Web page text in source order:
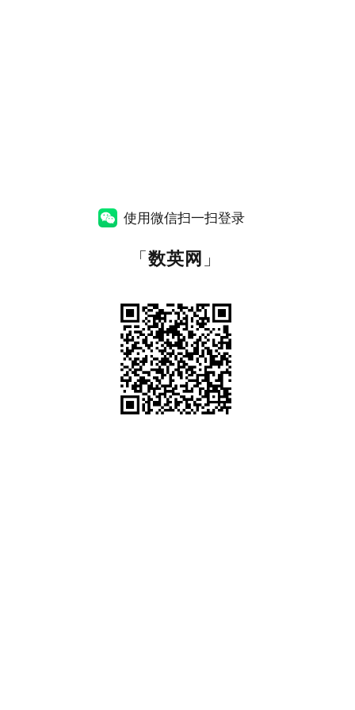
使用微信扫一扫登录
「数英网 」